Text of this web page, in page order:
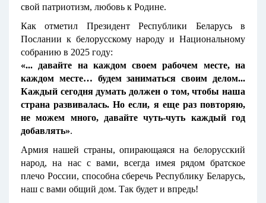
свой патриотизм, любовь к Родине.
Как отметил Президент Республики Беларусь в
Послании к белорусскому народу и Национальному
собранию в 2025 году:
«... давайте на каждом своем рабочем месте, на
каждом месте… будем заниматься своим делом...
Каждый сегодня думать должен о том, чтобы наша
страна развивалась. Но если, я еще раз повторяю,
не можем много, давайте чуть-чуть каждый год
добавлять».
Армия нашей страны, опирающаяся на белорусский
народ, на нас с вами, всегда имея рядом братское
плечо России, способна сберечь Республику Беларусь,
наш с вами общий дом. Так будет и впредь!